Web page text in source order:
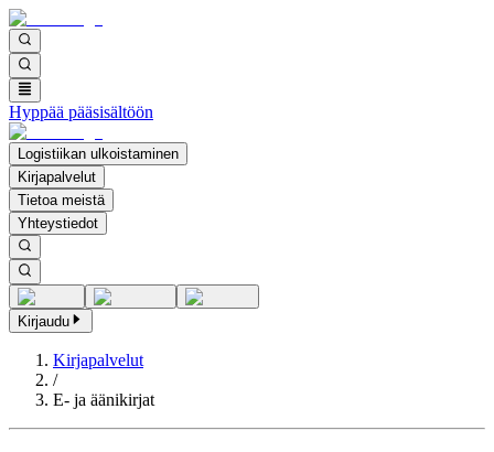
Hyppää pääsisältöön
Logistiikan ulkoistaminen
Kirjapalvelut
Tietoa meistä
Yhteystiedot
Kirjaudu
Kirjapalvelut
/
E- ja äänikirjat